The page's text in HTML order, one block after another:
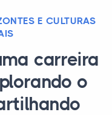
E CULTURAS
carreira
o